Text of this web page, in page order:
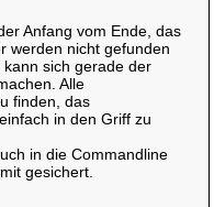
Anfang vom Ende, das
werden nicht gefunden
sich gerade der
Alle
finden, das
in den Griff zu
in die Commandline
gesichert.